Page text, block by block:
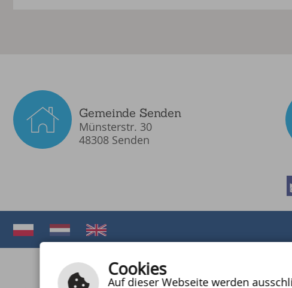
Gemeinde Senden
Münsterstr. 30
48308 Senden
Cookies
Auf dieser Webseite werden